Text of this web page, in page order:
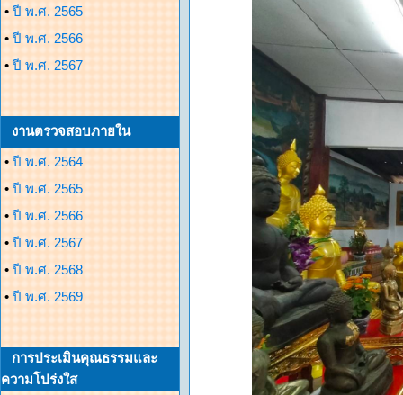
• ปี พ.ศ. 2565
• ปี พ.ศ. 2566
• ปี พ.ศ. 2567
งานตรวจสอบภายใน
• ปี พ.ศ. 2564
• ปี พ.ศ. 2565
• ปี พ.ศ. 2566
• ปี พ.ศ. 2567
• ปี พ.ศ. 2568
• ปี พ.ศ. 2569
การประเมินคุณธรรมและ
ความโปร่งใส